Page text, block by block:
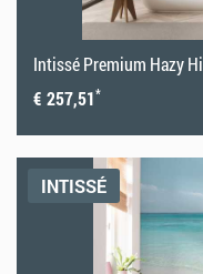
Intissé Premium Hazy
€ 257,51*
INTISSÉ